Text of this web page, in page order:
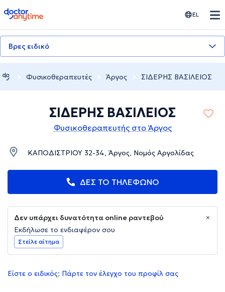
doctoranytime EL
Βρες ειδικό
Φυσικοθεραπευτές Άργος ΣΙΔΕΡΗΣ ΒΑΣΙΛΕΙΟΣ
ΣΙΔΕΡΗΣ ΒΑΣΙΛΕΙΟΣ
Φυσικοθεραπευτής στο Άργος
ΚΑΠΟΔΙΣΤΡΙΟΥ 32-34, Άργος, Νομός Αργολίδας
ΔΕΣ ΤΟ ΤΗΛΕΦΩΝΟ
Δεν υπάρχει δυνατότητα online ραντεβού
Εκδήλωσε το ενδιαφέρον σου
Στείλε αίτημα
Είστε ο ειδικός; Πάρτε τον έλεγχο του προφίλ σας